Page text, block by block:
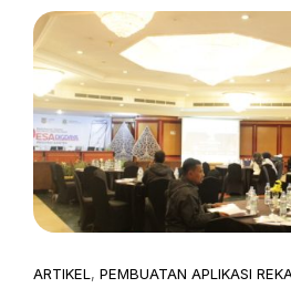
ARTIKEL , PEMBUATAN APLIKASI